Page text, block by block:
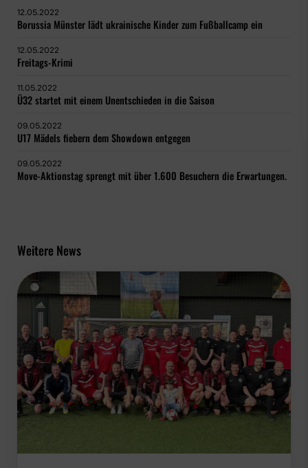
12.05.2022
Borussia Münster lädt ukrainische Kinder zum Fußballcamp ein
12.05.2022
Freitags-Krimi
11.05.2022
Ü32 startet mit einem Unentschieden in die Saison
09.05.2022
U17 Mädels fiebern dem Showdown entgegen
09.05.2022
Move-Aktionstag sprengt mit über 1.600 Besuchern die Erwartungen.
Weitere News